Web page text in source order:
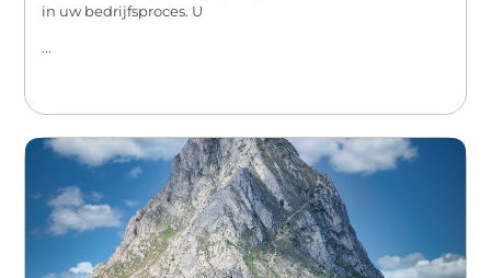
in uw bedrijfsproces. U
...